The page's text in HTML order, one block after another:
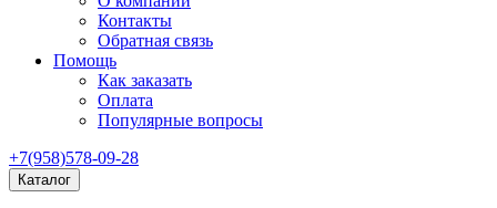
Контакты
Обратная связь
Помощь
Как заказать
Оплата
Популярные вопросы
+7(958)578-09-28
Каталог